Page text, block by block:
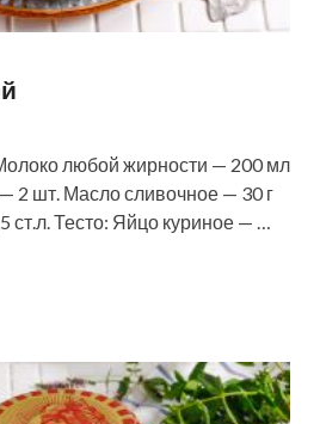
любой жирности — 200 мл
2 шт. Масло сливочное — 30 г
ст.л. Тесто: Яйцо куриное — …